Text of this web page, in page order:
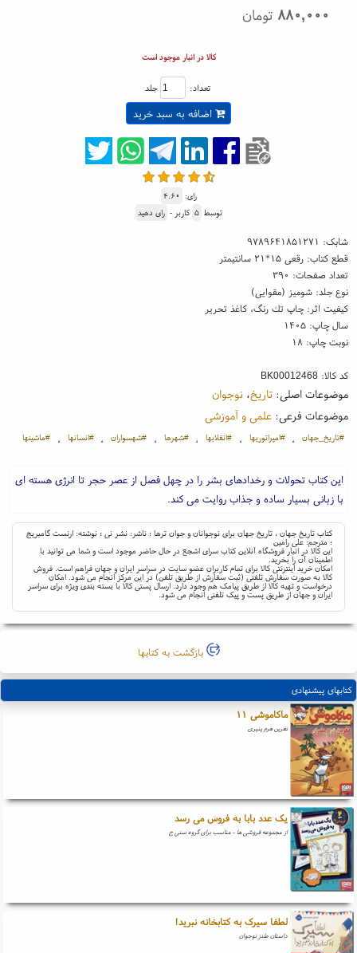
۸۸۰,۰۰۰ تومان
کالا در انبار موجود است
تعداد: جلد
اضافه به سبد خرید
رای: ۴.۶۰
توسط ۵ کاربر - رای دهید
شابک: ۹۷۸۹۶۴۱۸۵۱۲۷۱
قطع کتاب: رقعی ۱۵*۲۱ سانتیمتر
تعداد صفحات: ۳۹۰
نوع جلد: شومیز (مقوایی)
کیفیت اثر: چاپ تك رنگ، کاغذ تحریر
سال چاپ: ۱۴۰۵
نوبت چاپ: ۱۸
کد کالا:BK00012468
موضوعات اصلی:تاریخ،نوجوان
موضوعات فرعی:علمی و آموزشی
#تاریخ_جهان ، #امپراتوریها ، #انقلابها ، #شهرها ، #شهسواران ، #انسانها ، #ماشینها
این کتاب تحولات و رخدادهای بشر را در چهل فصل از عصر حجر تا انرژی هسته ای
با زبانی بسیار ساده و جذاب روایت می کند.
کتاب تاریخ جهان ، تاریخ جهان برای نوجوانان و جوان ترها ؛ ناشر: نشر نی ؛ نوشته: ارنست گامبریج
؛ مترجم: علی رامین
این کالا در انبار فروشگاه آنلاین کتاب سرای اشجع در حال حاضر موجود است و شما می توانید با
اطمینان آن را بخرید.
امکان خرید اینترنتی کالا برای تمام کاربران عضو سایت در سراسر ایران و جهان فراهم است. فروش
کالا به صورت سفارش تلفنی (ثبت سفارش از طریق تلفن) در این مرکز انجام می شود. امکان
درخواست و تهیه کالا از طریق پیامک هم وجود دارد. ارسال پستی کالا با بسته بندی ویژه برای سراسر
ایران و جهان از طریق پست و پیک تلفنی انجام می شود.
بازگشت به کتابها
کتابهای پیشنهادی
ماکاموشی ۱۱
نفرین هرم پنیری
یک عدد بابا به فروش می رسد
از مجموعه فروشی ها - مناسب برای گروه سنی ج
لطفا سیرک به کتابخانه نبرید!
داستان طنز نوجوان